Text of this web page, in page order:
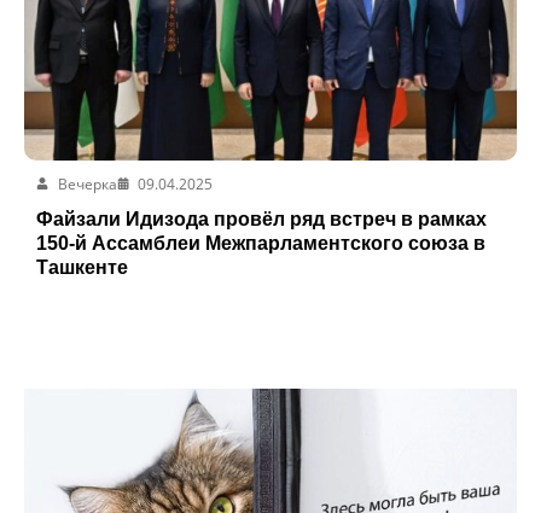
Вечерка
09.04.2025
Файзали Идизода провёл ряд встреч в рамках
150-й Ассамблеи Межпарламентского союза в
Ташкенте